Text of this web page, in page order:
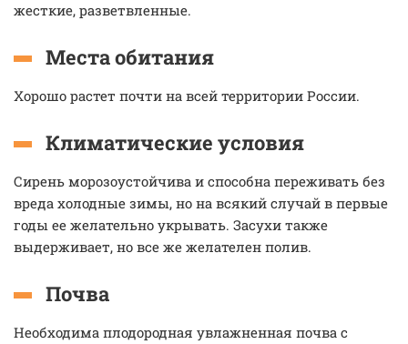
жесткие, разветвленные.
Места обитания
Хорошо растет почти на всей территории России.
Климатические условия
Сирень морозоустойчива и способна переживать без
вреда холодные зимы, но на всякий случай в первые
годы ее желательно укрывать. Засухи также
выдерживает, но все же желателен полив.
Почва
Необходима плодородная увлажненная почва с